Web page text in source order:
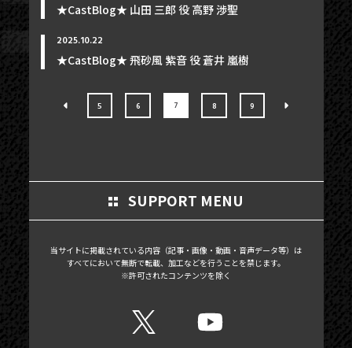
★CastBlog★ 山田 三郎 役 高野 渉聖
2025.10.22
★CastBlog★ 飛砂風 紫音 役 蒼井 嵐樹
5 6 7 8 9
SUPPORT MENU
当サイトに掲載されている内容（記事・画像・動画・音声データ等）は
すべてにおいて無断で転載、加工などを行うことを禁じます。
※許可されたコンテンツを除く